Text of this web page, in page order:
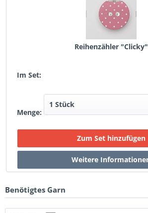
Reihenzähler "Clicky"
Im Set:
Menge:
Benötigtes Garn